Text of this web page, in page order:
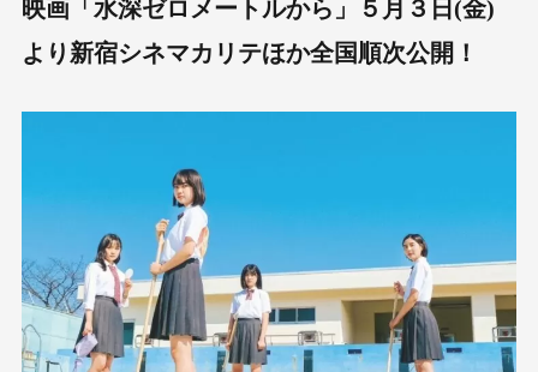
映画「水深ゼロメートルから」５月３日(金)
より新宿シネマカリテほか全国順次公開！